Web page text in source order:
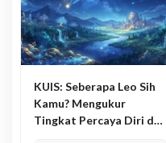
KUIS: Seberapa Leo Sih
Kamu? Mengukur
Tingkat Percaya Diri dan